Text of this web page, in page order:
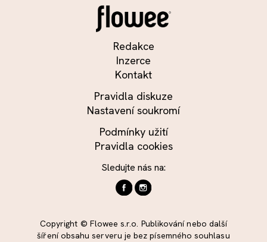
Redakce
Inzerce
Kontakt
Pravidla diskuze
Nastavení soukromí
Podmínky užití
Pravidla cookies
Sledujte nás na:
Copyright © Flowee s.r.o. Publikování nebo další
šíření obsahu serveru je bez písemného souhlasu